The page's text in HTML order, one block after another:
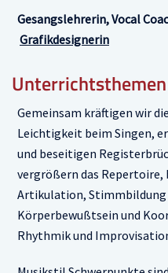
Gesangslehrerin, Vocal
Grafikdesignerin
Unterrichtsthemen
Gemeinsam kräftigen wir
Leichtigkeit beim Singen,
und beseitigen
vergrößern das Repertoire,
Artikulation,
Körperbewußtsein und
Rhythmik und